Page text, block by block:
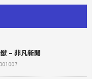
– 非凡新聞